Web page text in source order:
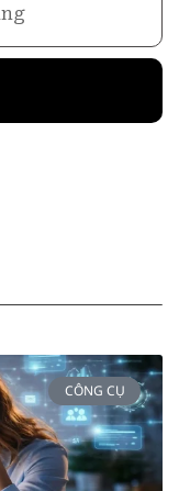
CÔNG CỤ